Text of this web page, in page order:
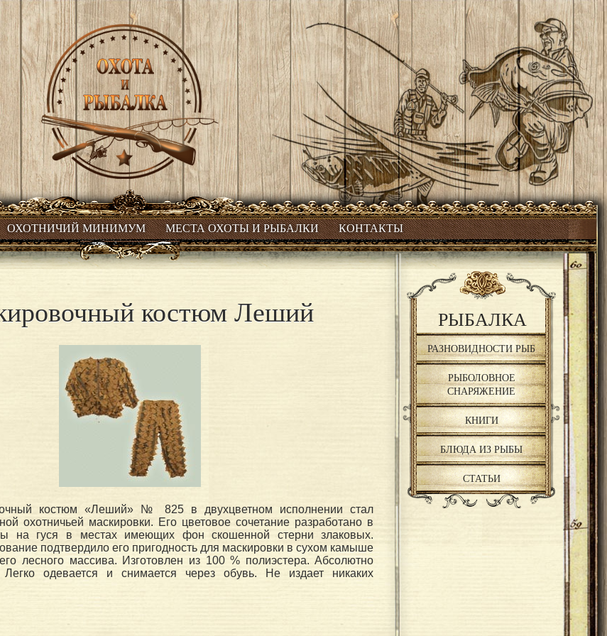
ОХОТНИЧИЙ МИНИМУМ МЕСТА ОХОТЫ И РЫБАЛКИ КОНТАКТЫ
костюм Леший
костюм «Леший» № 825 в двухцветном исполнении стал
охотничьей маскировки. Его цветовое сочетание разработано в
на гуся в местах имеющих фон скошенной стерни злаковых.
подтвердило его пригодность для маскировки в сухом камыше
лесного массива. Изготовлен из 100 % полиэстера. Абсолютно
одевается и снимается через обувь. Не издает никаких
РЫБАЛКА
РАЗНОВИДНОСТИ РЫБ
РЫБОЛОВНОЕ
СНАРЯЖЕНИЕ
КНИГИ
БЛЮДА ИЗ РЫБЫ
СТАТЬИ